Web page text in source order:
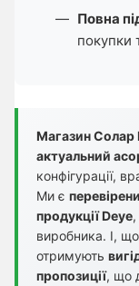
Повна
покупки
Магазин Солар
актуальний
конфігурації,
Ми є
продукції Deye
виробника. І,
отримують
пропозиції, що